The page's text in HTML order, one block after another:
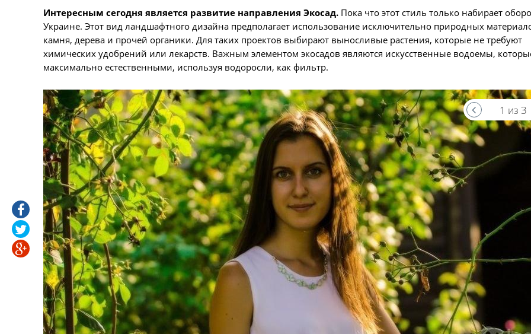
Интересным сегодня является развитие направления Экосад. Пока что этот стиль только набирает
Украине. Этот вид ландшафтного дизайна предполагает использование исключительно природных
камня, дерева и прочей органики. Для таких проектов выбирают выносливые растения, которые не требуют
химических удобрений или лекарств. Важным элементом экосадов являются искусственные водоемы,
максимально естественными, используя водоросли, как фильтр.
1 из 3